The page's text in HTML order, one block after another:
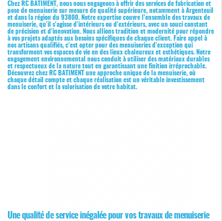
Chez RC BATIMENT, nous nous engageons à offrir des services de fabrication et
pose de menuiserie sur mesure de qualité supérieure, notamment à Argenteuil
et dans la région du 93800. Notre expertise couvre l'ensemble des travaux de
menuiserie, qu'il s'agisse d'intérieurs ou d'extérieurs, avec un souci constant
de précision et d'innovation. Nous allions tradition et modernité pour répondre
à vos projets adaptés aux besoins spécifiques de chaque client. Faire appel à
nos artisans qualifiés, c'est opter pour des menuiseries d'exception qui
transforment vos espaces de vie en des lieux chaleureux et esthétiques. Notre
engagement environnemental nous conduit à utiliser des matériaux durables
et respectueux de la nature tout en garantissant une finition irréprochable.
Découvrez chez RC BATIMENT une approche unique de la menuiserie, où
chaque détail compte et chaque réalisation est un véritable investissement
dans le confort et la valorisation de votre habitat.
Une qualité de service inégalée pour vos travaux de menuiserie